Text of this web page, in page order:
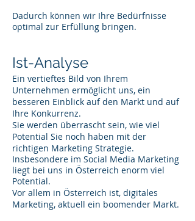
Dadurch können wir Ihre Bedürfnisse
optimal zur Erfüllung bringen.
Ist-Analyse
Ein vertieftes Bild von Ihrem
Unternehmen ermöglicht uns, ein
besseren Einblick auf den Markt und auf
Ihre Konkurrenz.
Sie werden überrascht sein, wie viel
Potential Sie noch haben mit der
richtigen Marketing Strategie.
Insbesondere im Social Media Marketing
liegt bei uns in Österreich enorm viel
Potential.
Vor allem in Österreich ist, digitales
Marketing, aktuell ein boomender Markt.